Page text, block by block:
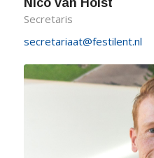
Secretaris
secretariaat@festilent.nl